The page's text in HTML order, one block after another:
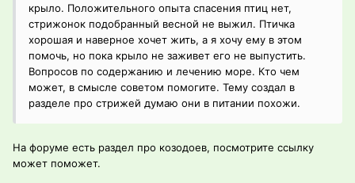
крыло. Положительного опыта спасения птиц нет,
стрижонок подобранный весной не выжил. Птичка
хорошая и наверное хочет жить, а я хочу ему в этом
помочь, но пока крыло не заживет его не выпустить.
Вопросов по содержанию и лечению море. Кто чем
может, в смысле советом помогите. Тему создал в
разделе про стрижей думаю они в питании похожи.
На форуме есть раздел про козодоев, посмотрите ссылку
может поможет.